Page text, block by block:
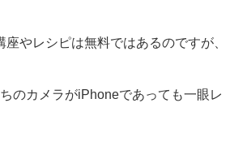
やレシピは無料ではあるのですが、
のカメラがiPhoneであっても一眼レ